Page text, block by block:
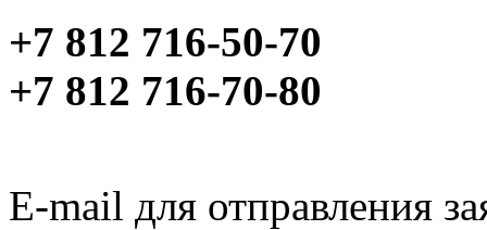
+7 812 716-50-70
+7 812 716-70-80
E-mail для отправления